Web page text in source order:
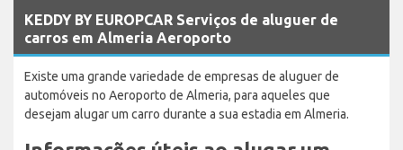
KEDDY BY EUROPCAR Serviços de aluguer de
carros em Almeria Aeroporto
Existe uma grande variedade de empresas de aluguer de
automóveis no Aeroporto de Almeria, para aqueles que
desejam alugar um carro durante a sua estadia em Almeria.